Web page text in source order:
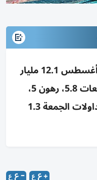
تصرفات عقارات دبي بأوائل أغسطس 12.1 مليار
درهم عبر 3700 صفقة: مبيعات 5.8، رهون 5،
هبات 1.3 ومناطق بارزة وتداولات الجمعة 1.3